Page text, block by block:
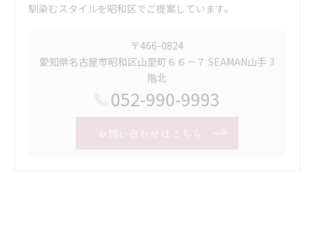
馴染むスタイルを昭和区でご提案しています。
〒466-0824
愛知県名古屋市昭和区山里町６６－７ SEAMAN山手 3
階北
052-990-9993
お問い合わせはこちら